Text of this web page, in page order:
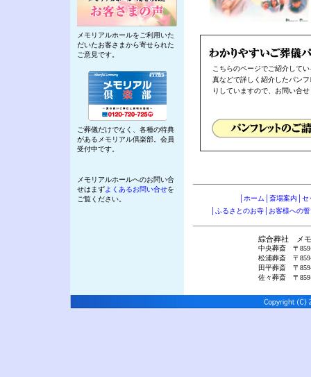
メモリアルホールをご利用いた
だいたお客さまから寄せられた
ご意見です。
ご葬儀だけでなく、各種の特典
があるメモリアル倶楽部。会員
受付中です。
メモリアルホールへのお問い合
せはまずよくあるお問い合せを
ご覧ください。
こちらのページでご紹介して
真などで詳しく紹介したパン
りしていますので、お問い合
ホーム 斎場案内
セ
ふるさとのお寺│ お客様への
綜合葬社 メ
中央葬斎 〒
松浦葬斎 〒
田平葬斎 〒
佐々葬斎 〒